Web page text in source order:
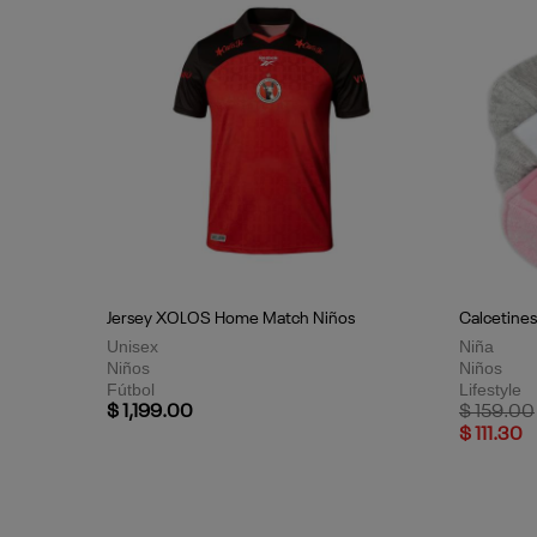
Jersey XOLOS Home Match Niños
Unisex
Niños
Fútbol
$ 1,199.00
Calcetines
Niña
Niños
Lifestyle
Price
$ 159.00
$ 111.30